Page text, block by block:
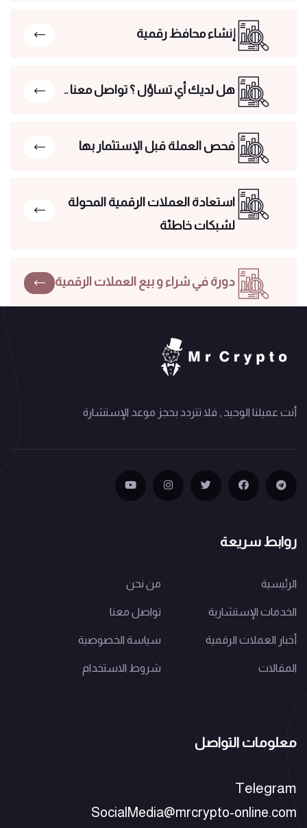
إنشاء محافظ رقمية
هل لديك أي تساؤل ؟ تواصل معنا ..
فحص العملة قبل الإستثمار بها
استعادة العملات الرقمية المحولة
لشبكات خاطئة
دورة في شراء و بيع العملات الرقمية
أنت عميلنا الوحيد , فلا تتردد بحجز موعد الإستشارة
روابط سريعة
الرئيسية
الخدمات الإستشارية
أخبار العملات الرقمية
المقالات
من نحن
تواصل معنا
سياسة الخصوصية
شروط الاستخدام
معلومات التواصل
Telegram
SocialMedia@mrcrypto-online.com